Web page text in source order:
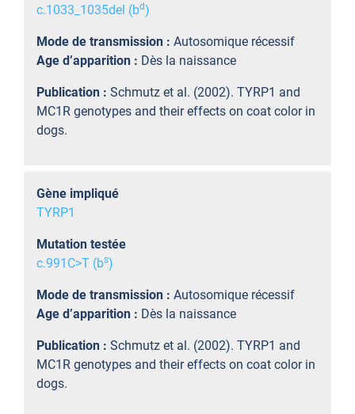
c.1033_1035del (bd)
Mode de transmission : Autosomique récessif
Age d’apparition : Dès la naissance
Publication : Schmutz et al. (2002). TYRP1 and
MC1R genotypes and their effects on coat color in
dogs.
Gène impliqué
TYRP1
Mutation testée
c.991C>T (bs)
Mode de transmission : Autosomique récessif
Age d’apparition : Dès la naissance
Publication : Schmutz et al. (2002). TYRP1 and
MC1R genotypes and their effects on coat color in
dogs.